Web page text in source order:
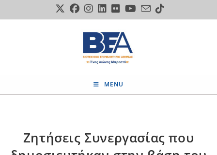
to
MENU
Ζητήσεις Συνεργασίας που